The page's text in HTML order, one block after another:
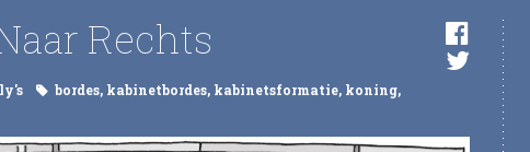
Rechts
bordes, kabinetbordes, kabinetsformatie, koning,